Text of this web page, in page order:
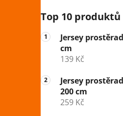
Top 10 produktů
Jersey
cm
139 Kč
Jersey
200 cm
259 Kč